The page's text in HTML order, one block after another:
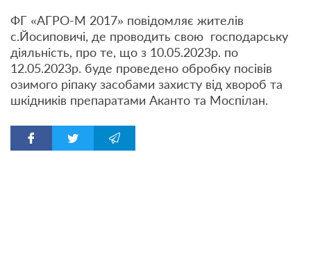
ФГ «АГРО-М 2017» повідомляє жителів
с.Йосиповичі, де проводить свою господарську
діяльність, про те, що з 10.05.2023р. по
12.05.2023р. буде проведено обробку посівів
озимого ріпаку засобами захисту від хвороб та
шкідників препаратами Аканто та Моспілан.